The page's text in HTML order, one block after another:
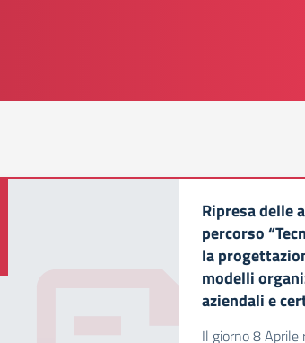
Ripresa delle
percorso
la
modelli
aziendali e
Il giorno 8 Aprile